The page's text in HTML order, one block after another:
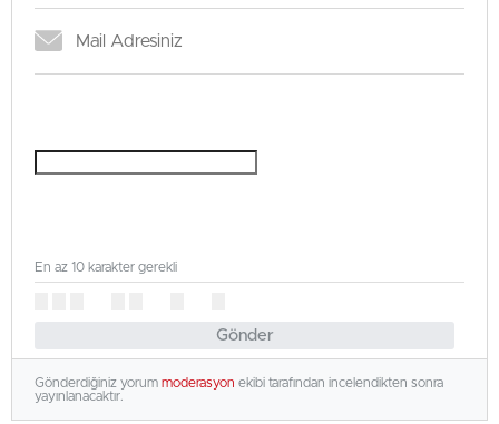
Gönder
En az 10 karakter gerekli
Gönderdiğiniz yorum moderasyon ekibi tarafından incelendikten sonra
yayınlanacaktır.